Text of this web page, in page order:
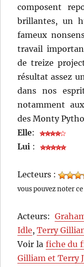
composent
brillantes, un
fameux
travail
de treize
résultat assez
dans nos
notamment
des Monty
Elle:
Lui :
Lecteurs :
vous pouvez noter
Acteurs:
Idle,Terry
Voir la fiche du
Gilliam et Terry